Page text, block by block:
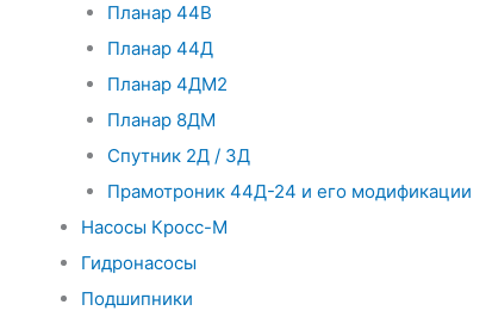
Планар 44В
Планар 44Д
Планар 4ДМ2
Планар 8ДМ
Спутник 2Д / 3Д
Прамотроник 44Д-24 и его модификации
Насосы Кросс-М
Гидронасосы
Подшипники